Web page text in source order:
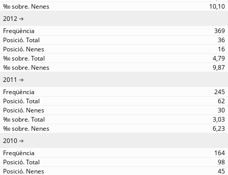
10,10
2012
369
36
16
4,79
9,87
2011
245
62
30
3,03
6,23
2010
164
98
45